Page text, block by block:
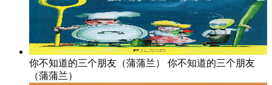
你不知道的三个朋友（蒲蒲兰）
你不知道的三个朋友
（蒲蒲兰）